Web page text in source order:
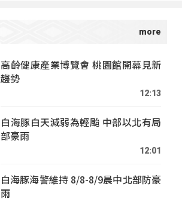
高齡健康產業博覽會 桃園館開幕見新
趨勢
12:13
白海豚白天減弱為輕颱 中部以北有局
部豪雨
12:01
白海豚海警維持 8/8-8/9晨中北部防豪
雨